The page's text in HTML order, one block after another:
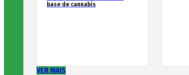
base de cannabis
VER MAIS